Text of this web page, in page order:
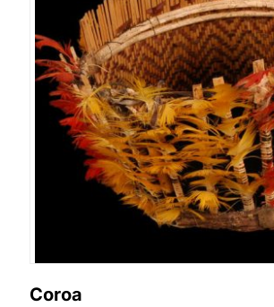
Coroa